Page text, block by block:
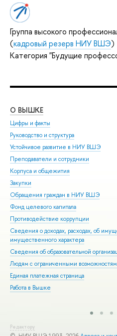
Группа высокого
(кадровый резерв НИУ ВШЭ)
Категория "Будущие
О ВЫШКЕ
Цифры и факты
Руководство и структура
Устойчивое развитие в НИУ ВШЭ
Преподаватели и сотрудники
Корпуса и общежития
Закупки
Обращения граждан в НИУ ВШЭ
Фонд целевого капитала
Противодействие коррупции
Сведения о доходах, расходах, об
имущественного характера
Сведения об образовательной
Людям с ограниченными
Единая платежная страница
Работа в Вышке
Редактору